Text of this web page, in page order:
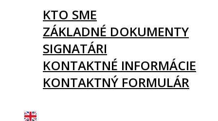
KTO SME
ZÁKLADNÉ DOKUMENTY
SIGNATÁRI
KONTAKTNÉ INFORMÁCIE
KONTAKTNÝ FORMULÁR